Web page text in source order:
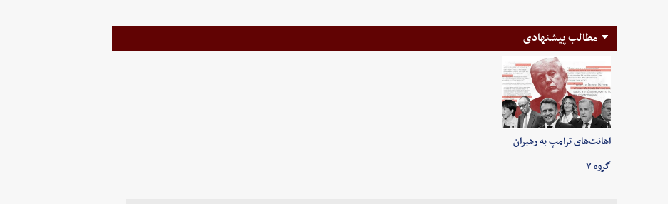
مطالب پیشنهادی
اهانت‌های ترامپ به رهبران
گروه ۷